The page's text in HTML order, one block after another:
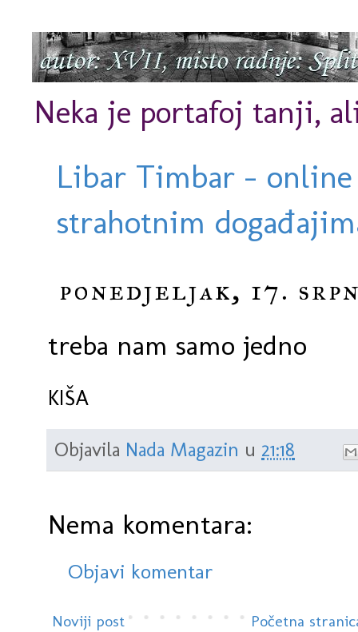
Neka je portafoj tanji,
Libar Timbar -
strahotnim
ponedjeljak, 17.
treba nam samo jedno
KIŠA
Objavila Nada Magazin u 21:18
Nema komentara:
Objavi komentar
Noviji post Početna